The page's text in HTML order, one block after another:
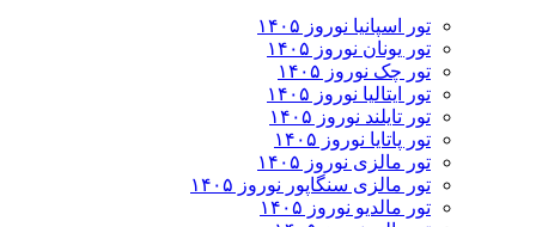
تور اسپانیا نوروز ۱۴۰۵
تور یونان نوروز ۱۴۰۵
تور چک نوروز ۱۴۰۵
تور ایتالیا نوروز ۱۴۰۵
تور تایلند نوروز ۱۴۰۵
تور پاتایا نوروز ۱۴۰۵
تور مالزی نوروز ۱۴۰۵
تور مالزی سنگاپور نوروز ۱۴۰۵
تور مالدیو نوروز ۱۴۰۵